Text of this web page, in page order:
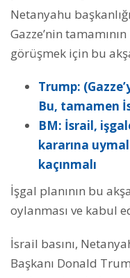
Netanyahu
Gazze’nin
görüşmek için bu
Trump:
Bu, tamamen
BM: İsrail,
kararına
kaçınmalı
İşgal planının bu
oylanması ve kabul
İsrail basını,
Başkanı Donald